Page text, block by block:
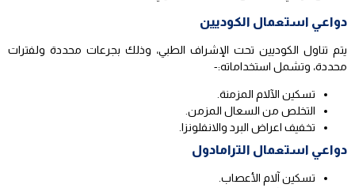
دواعي استعمال الكوديين
يتم تناول الكوديين تحت الإشراف الطبي، وذلك بجرعات محددة ولفترات
محددة، وتشمل استخداماته:-
تسكين الآلام المزمنة.
التخلص من السعال المزمن.
تخفيف اعراض البرد والانفلونزا.
دواعي استعمال الترامادول
تسكين آلام الأعصاب.